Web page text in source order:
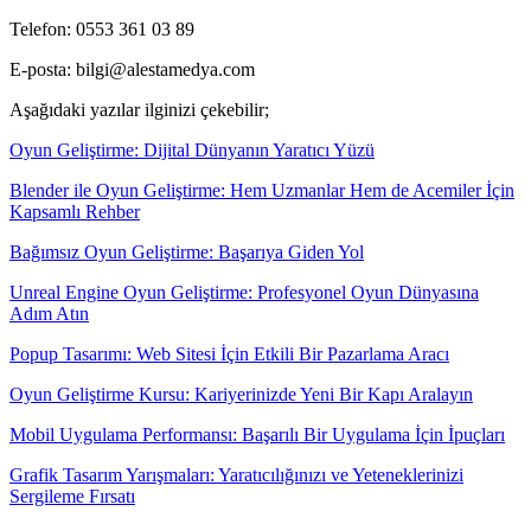
Telefon: 0553 361 03 89
E-posta: bilgi@alestamedya.com
Aşağıdaki yazılar ilginizi çekebilir;
Oyun Geliştirme: Dijital Dünyanın Yaratıcı Yüzü
Blender ile Oyun Geliştirme: Hem Uzmanlar Hem de Acemiler İçin
Kapsamlı Rehber
Bağımsız Oyun Geliştirme: Başarıya Giden Yol
Unreal Engine Oyun Geliştirme: Profesyonel Oyun Dünyasına
Adım Atın
Popup Tasarımı: Web Sitesi İçin Etkili Bir Pazarlama Aracı
Oyun Geliştirme Kursu: Kariyerinizde Yeni Bir Kapı Aralayın
Mobil Uygulama Performansı: Başarılı Bir Uygulama İçin İpuçları
Grafik Tasarım Yarışmaları: Yaratıcılığınızı ve Yeteneklerinizi
Sergileme Fırsatı